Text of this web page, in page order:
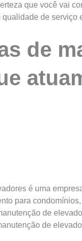
que você vai
de serviço
de
é uma
para
de
de